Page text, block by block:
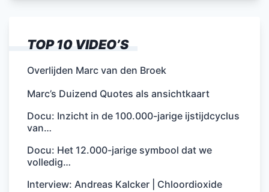
TOP 10 VIDEO’S
Overlijden Marc van den Broek
Marc’s Duizend Quotes als ansichtkaart
Docu: Inzicht in de 100.000-jarige ijstijdcyclus
van…
Docu: Het 12.000-jarige symbool dat we
volledig…
Interview: Andreas Kalcker | Chloordioxide